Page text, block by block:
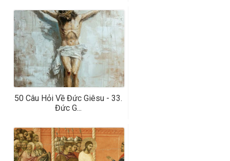
50 Câu Hỏi Về Đức Giêsu - 33.
Đức G...